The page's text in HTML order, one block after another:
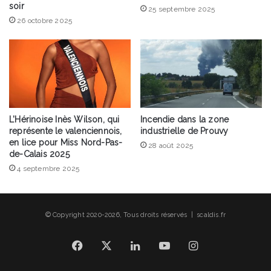
soir
26 octobre 2025
25 septembre 2025
L’Hérinoise Inès Wilson, qui
représente le valenciennois,
en lice pour Miss Nord-Pas-
de-Calais 2025
4 septembre 2025
Incendie dans la zone
industrielle de Prouvy
28 août 2025
© Copyright 2020-2026, Tous droits réservés | scaldis.fr
Facebook LinkedinYouTubeInstagram